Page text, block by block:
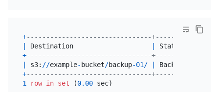
+--------------------------------+---------
Destination State
+--------------------------------+---------
s3: //example- bucket/backup-01 / Backup
+--------------------------------+---------
1
row in set (0.00